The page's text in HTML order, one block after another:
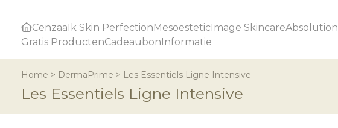
CenzaaIk Skin PerfectionMesoesteticImage SkincareAbsolution
Gratis ProductenCadeaubonInformatie
Home > DermaPrime > Les Essentiels Ligne Intensive
Les Essentiels Ligne Intensive